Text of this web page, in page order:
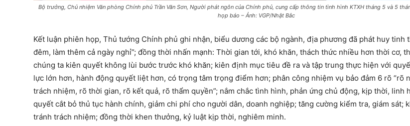
Bộ trưởng, Chủ nhiệm Văn phòng Chính phủ Trần Văn Sơn, Người phát ngôn của Chính phủ, cung cấp thông tin tình hình KTXH tháng 5 và 5
họp báo – Ảnh: VGP/Nhật Bắc
Kết luận phiên họp, Thủ tướng Chính phủ ghi nhận, biểu dương các bộ ngành, địa phương đã phát huy tinh
đêm, làm thêm cả ngày nghỉ”; đồng thời nhấn mạnh: Thời gian tới, khó khăn, thách thức nhiều hơn thời cơ,
chúng ta kiên quyết không lùi bước trước khó khăn; kiên định mục tiêu đề ra và tập trung thực hiện với
lực lớn hơn, hành động quyết liệt hơn, có trọng tâm trọng điểm hơn; phân công nhiệm vụ bảo đảm 6 rõ “rõ
trách nhiệm, rõ thời gian, rõ kết quả, rõ thẩm quyền”; nắm chắc tình hình, phản ứng chủ động, kịp thời, linh
quyết cắt bỏ thủ tục hành chính, giảm chi phí cho người dân, doanh nghiệp; tăng cường kiểm tra, giám sát;
tránh trách nhiệm; đồng thời khen thưởng, kỷ luật kịp thời, nghiêm minh.